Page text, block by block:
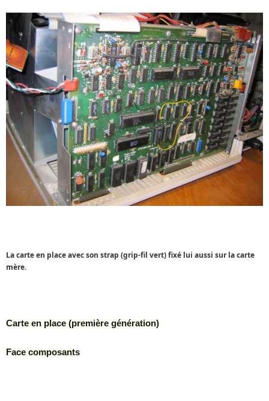
La carte en placeavec son strap (grip-fil vert) fixé lui aussi sur la carte
mère.
Carte en place (première génération)
Face composants